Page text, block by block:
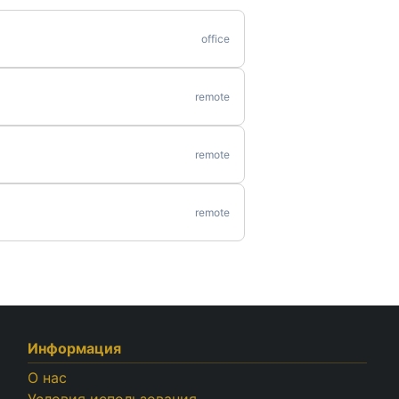
office
remote
remote
remote
Информация
О нас